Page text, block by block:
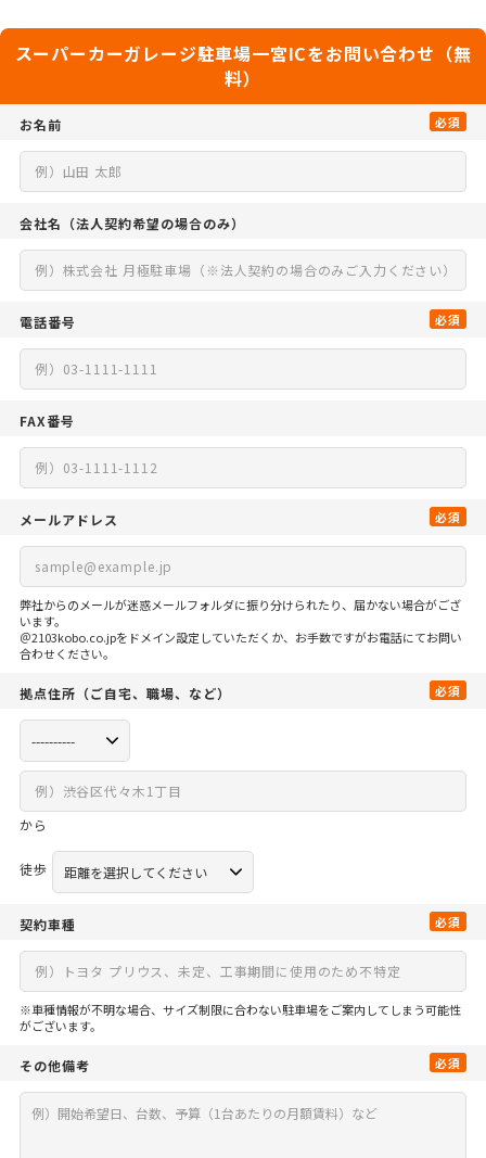
スーパーカーガレージ駐車場一宮ICをお問い合わせ（無
料）
お名前 必須
会社名 （法人契約希望の場合のみ）
電話番号 必須
FAX番号
メールアドレス 必須
弊社からのメールが迷惑メールフォルダに振り分けられたり、届かない場合がござ
います。
＠2103kobo.co.jpをドメイン設定していただくか、お手数ですがお電話にてお問い
合わせください。
拠点住所 （ご自宅、 職場、など） 必須
から
徒歩
契約車種 必須
※車種情報が不明な場合、サイズ制限に合わない駐車場をご案内してしまう可能性
がございます。
その他備考 必須